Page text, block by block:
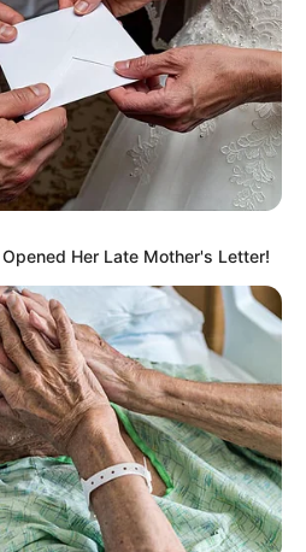
Her Late Mother's Letter!